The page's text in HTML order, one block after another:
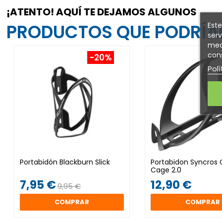
¡ATENTO! AQUÍ TE DEJAMOS ALGUNOS
PRODUCTOS QUE
-20%
Portabidón Blackburn Slick
7,95 €9,95 €
COMPRAR
Portabidon Syncros
Cage 2.0
12,90 €
COMPRAR